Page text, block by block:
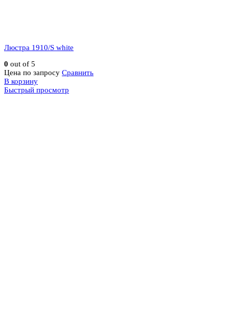
Люстра 1910/S white
0 out of 5
Цена по запросу Сравнить
В корзину
Быстрый просмотр